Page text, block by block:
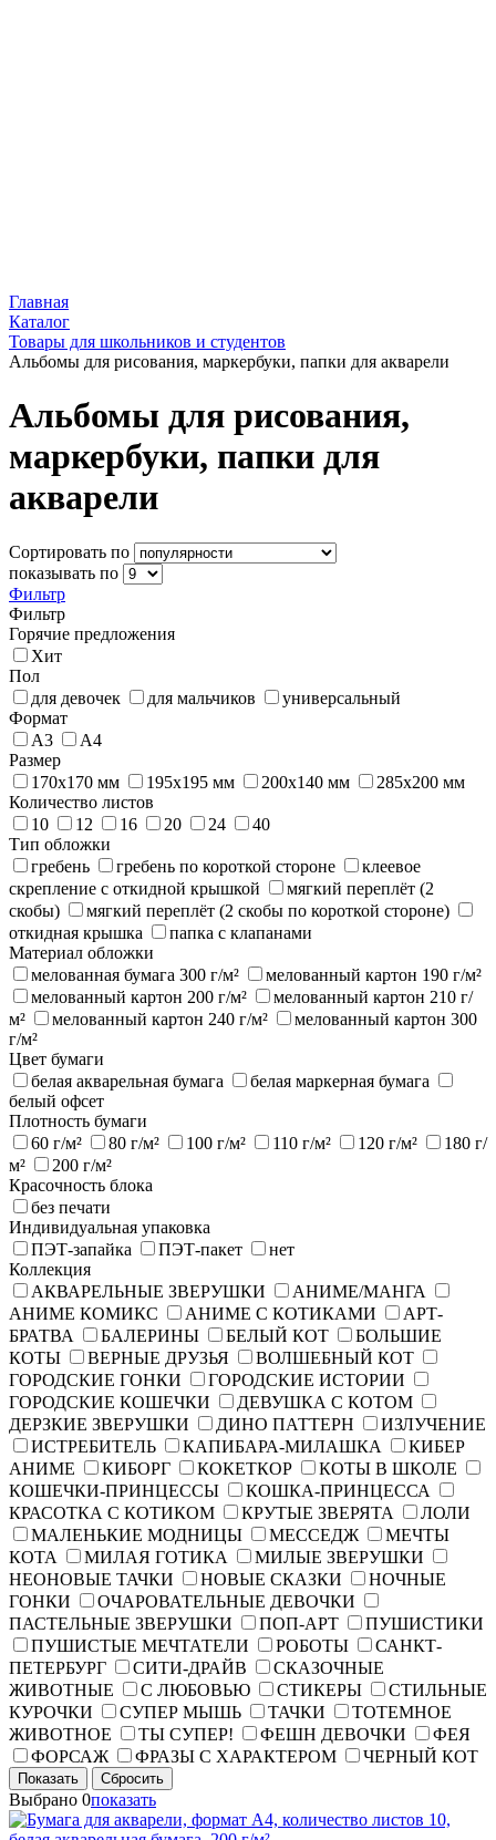
Главная
Каталог
Товары для школьников и студентов
Альбомы для рисования, маркербуки, папки для акварели
Альбомы для рисования,
маркербуки, папки для
акварели
Сортировать по
показывать по
Фильтр
Фильтр
Горячие предложения
Хит
Пол
для девочек
для мальчиков
универсальный
Формат
А3
А4
Размер
170х170 мм
195х195 мм 200х140 мм
285х200 мм
Количество листов
10
12 16 20 24
40
Тип обложки
гребень
гребень по короткой стороне
клеевое
скрепление с откидной крышкой
мягкий переплёт (2
скобы)
мягкий переплёт (2 скобы по короткой стороне)
откидная крышка
папка с клапанами
Материал обложки
мелованная бумага 300 г/м²
мелованный картон 190 г/м²
мелованный картон 200 г/м²
мелованный картон 210 г/
м²
мелованный картон 240 г/м²
мелованный картон 300
г/м²
Цвет бумаги
белая акварельная бумага
белая маркерная бумага
белый офсет
Плотность бумаги
60 г/м²
80 г/м² 100 г/м² 110 г/м² 120 г/м²
180 г/
м²
200 г/м²
Красочность блока
без печати
Индивидуальная упаковка
ПЭТ-запайка
ПЭТ-пакет
нет
Коллекция
АКВАРЕЛЬНЫЕ ЗВЕРУШКИ
АНИМЕ/МАНГА
АНИМЕ КОМИКС
АНИМЕ С КОТИКАМИ
АРТ-
БРАТВА
БАЛЕРИНЫ БЕЛЫЙ КОТ
БОЛЬШИЕ
КОТЫ
ВЕРНЫЕ ДРУЗЬЯ
ВОЛШЕБНЫЙ КОТ
ГОРОДСКИЕ ГОНКИ
ГОРОДСКИЕ ИСТОРИИ
ГОРОДСКИЕ КОШЕЧКИ
ДЕВУШКА С КОТОМ
ДЕРЗКИЕ ЗВЕРУШКИ
ДИНО ПАТТЕРН
ИЗЛУЧЕНИЕ
ИСТРЕБИТЕЛЬ
КАПИБАРА-МИЛАШКА
КИБЕР
АНИМЕ
КИБОРГ КОКЕТКОР
КОТЫ В ШКОЛЕ
КОШЕЧКИ-ПРИНЦЕССЫ
КОШКА-ПРИНЦЕССА
КРАСОТКА С КОТИКОМ
КРУТЫЕ ЗВЕРЯТА
ЛОЛИ
МАЛЕНЬКИЕ МОДНИЦЫ
МЕССЕДЖ
МЕЧТЫ
КОТА
МИЛАЯ ГОТИКА
МИЛЫЕ ЗВЕРУШКИ
НЕОНОВЫЕ ТАЧКИ
НОВЫЕ СКАЗКИ
НОЧНЫЕ
ГОНКИ
ОЧАРОВАТЕЛЬНЫЕ ДЕВОЧКИ
ПАСТЕЛЬНЫЕ ЗВЕРУШКИ
ПОП-АРТ
ПУШИСТИКИ
ПУШИСТЫЕ МЕЧТАТЕЛИ
РОБОТЫ
САНКТ-
ПЕТЕРБУРГ
СИТИ-ДРАЙВ
СКАЗОЧНЫЕ
ЖИВОТНЫЕ
С ЛЮБОВЬЮ СТИКЕРЫ
СТИЛЬНЫЕ
КУРОЧКИ
СУПЕР МЫШЬ ТАЧКИ
ТОТЕМНОЕ
ЖИВОТНОЕ
ТЫ СУПЕР! ФЕШН ДЕВОЧКИ
ФЕЯ
ФОРСАЖ
ФРАЗЫ С ХАРАКТЕРОМ ЧЕРНЫЙ КОТ
Показать Сбросить
Выбрано 0показать